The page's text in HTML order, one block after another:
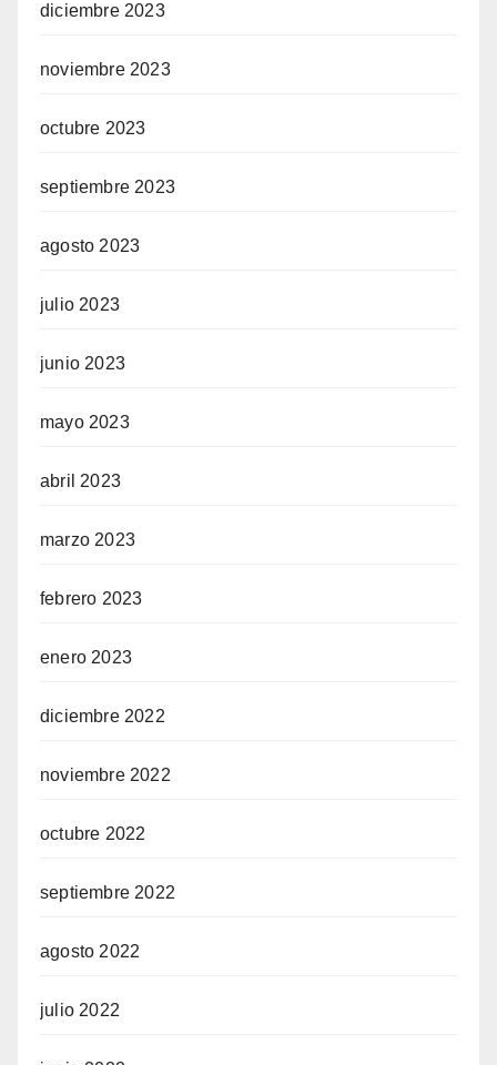
diciembre 2023
noviembre 2023
octubre 2023
septiembre 2023
agosto 2023
julio 2023
junio 2023
mayo 2023
abril 2023
marzo 2023
febrero 2023
enero 2023
diciembre 2022
noviembre 2022
octubre 2022
septiembre 2022
agosto 2022
julio 2022